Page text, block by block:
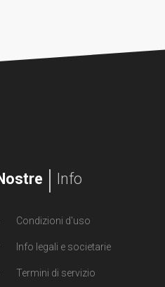
Info
Condizioni d'uso
Info legali e societarie
Termini di servizio